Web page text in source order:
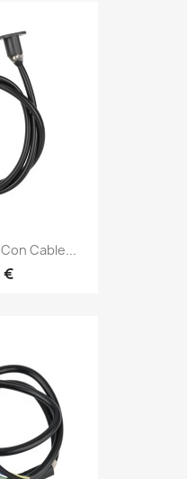
Cable...
€